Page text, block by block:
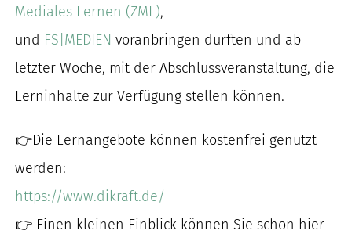
Mediales Lernen (ZML),
und FS|MEDIEN voranbringen durften und ab
letzter Woche, mit der Abschlussveranstaltung, die
Lerninhalte zur Verfügung stellen können.
👉Die Lernangebote können kostenfrei genutzt
werden:
https://www.dikraft.de/
👉 Einen kleinen Einblick können Sie schon hier